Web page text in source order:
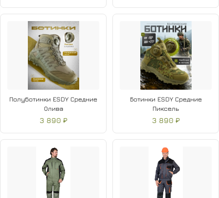
Полуботинки ESDY Средние
Олива
3 890 ₽
Ботинки ESDY Средние
Пиксель
3 890 ₽